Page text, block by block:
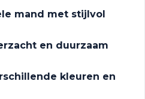
mand met stijlvol
en duurzaam
kleuren en